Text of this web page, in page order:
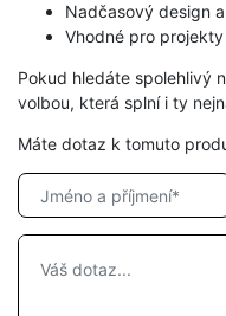
Nadčasový design
Vhodné pro
Pokud hledáte spolehlivý
volbou, která splní i ty
Máte dotaz k tomuto